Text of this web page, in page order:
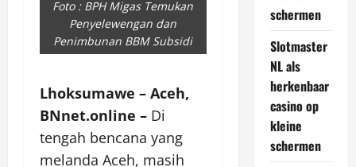
Foto : BPH Migas Temukan
Penyelewengan dan
Penimbunan BBM Subsidi
Lhoksumawe – Aceh,
BNnet.online – Di
tengah bencana yang
melanda Aceh, masih
schermen
Slotmaster
NL als
herkenbaar
casino op
kleine
schermen